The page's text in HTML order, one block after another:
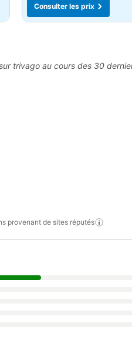
Consulter les prix
trivago au cours des 30
provenant de sites réputés